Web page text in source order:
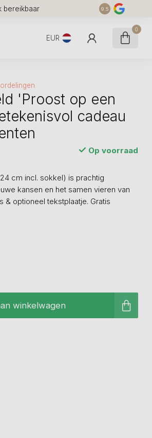
bereikbaar 9.5
EUR
0
'Proost op een
cadeau
Op voorraad
cm incl. sokkel) is prachtig
kansen en het samen vieren van
optioneel tekstplaatje. Gratis
winkelwagen